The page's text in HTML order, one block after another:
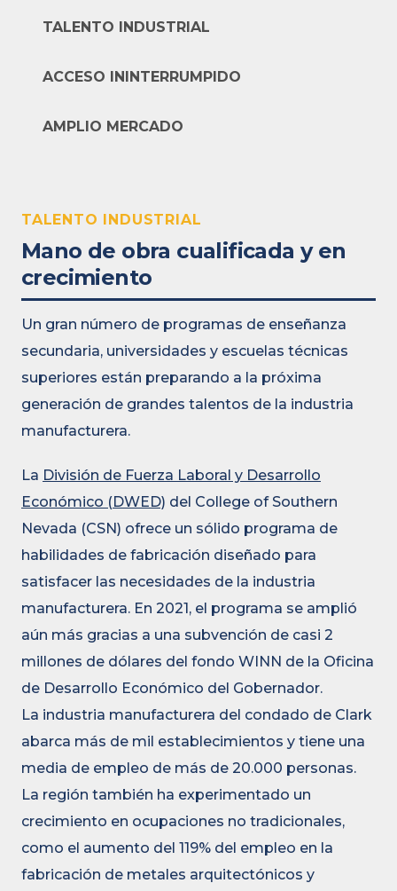
TALENTO INDUSTRIAL
ACCESO ININTERRUMPIDO
AMPLIO MERCADO
TALENTO INDUSTRIAL
Mano de obra cualificada y en
crecimiento
Un gran número de programas de enseñanza
secundaria, universidades y escuelas técnicas
superiores están preparando a la próxima
generación de grandes talentos de la industria
manufacturera.
La División de Fuerza Laboral y Desarrollo
Económico (DWED) del College of Southern
Nevada (CSN) ofrece un sólido programa de
habilidades de fabricación diseñado para
satisfacer las necesidades de la industria
manufacturera. En 2021, el programa se amplió
aún más gracias a una subvención de casi 2
millones de dólares del fondo WINN de la Oficina
de Desarrollo Económico del Gobernador.
La industria manufacturera del condado de Clark
abarca más de mil establecimientos y tiene una
media de empleo de más de 20.000 personas.
La región también ha experimentado un
crecimiento en ocupaciones no tradicionales,
como el aumento del 119% del empleo en la
fabricación de metales arquitectónicos y